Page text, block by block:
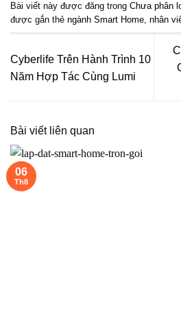
Bài viết này được đăng trong Chưa phân
được gắn thẻ ngành Smart Home, nhân
Cyberlife Trên Hành Trình 10
Năm Hợp Tác Cùng Lumi
Bài viết liên quan
06
Th8